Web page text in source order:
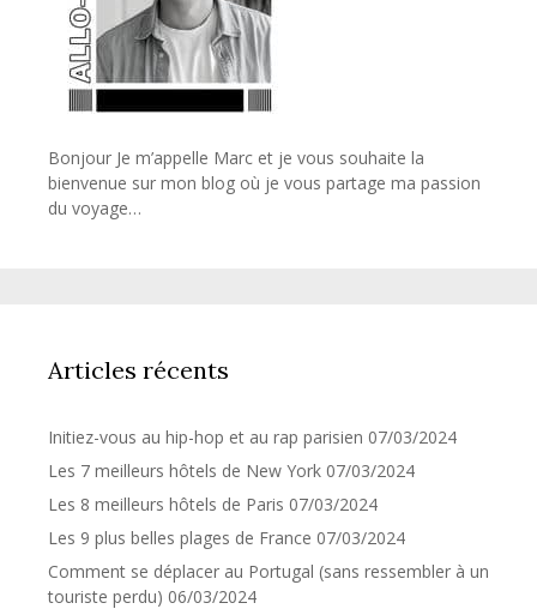
Bonjour Je m’appelle Marc et je vous souhaite la
bienvenue sur mon blog où je vous partage ma passion
du voyage…
Articles récents
Initiez-vous au hip-hop et au rap parisien 07/03/2024
Les 7 meilleurs hôtels de New York 07/03/2024
Les 8 meilleurs hôtels de Paris 07/03/2024
Les 9 plus belles plages de France 07/03/2024
Comment se déplacer au Portugal (sans ressembler à un
touriste perdu) 06/03/2024